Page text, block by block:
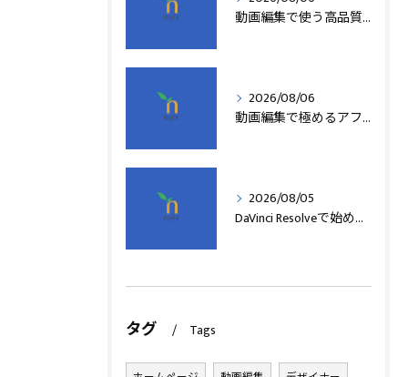
動画編集で使う高品質アフターエフェクトテンプレート活用術
2026/08/06
動画編集で極めるアフターエフェクト基本技術
2026/08/05
DaVinci Resolveで始める動画編集基本術
タグ Tags